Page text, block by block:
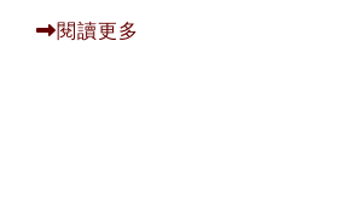
閱讀更多